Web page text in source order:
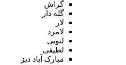
گراش
گله دار
لار
لامرد
لپویی
لطیفی
مبارک آباد دیز